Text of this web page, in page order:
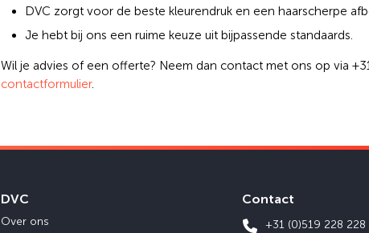
DVC zorgt voor de beste kleurendruk en een haarscherpe
Je hebt bij ons een ruime keuze uit bijpassende standaards.
Wil je advies of een offerte? Neem dan contact met ons op via
contactformulier.
DVC
Over ons
Contact
+31 (0)519 228 228